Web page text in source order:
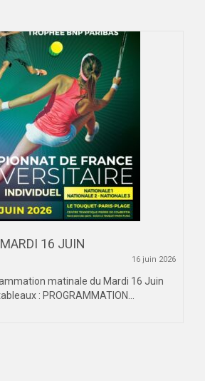
16 JUIN
16 juin 2026
matinale du Mardi 16 Juin
: PROGRAMMATION...